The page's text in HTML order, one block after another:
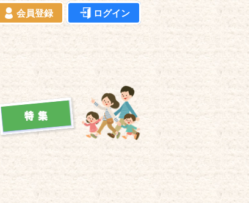
会員登録 ログイン